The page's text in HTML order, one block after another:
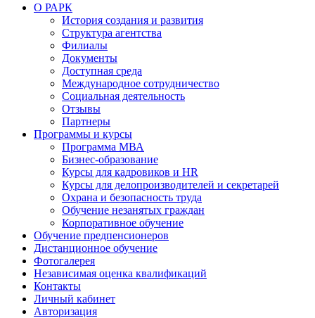
О РАРК
История создания и развития
Структура агентства
Филиалы
Документы
Доступная среда
Международное сотрудничество
Социальная деятельность
Отзывы
Партнеры
Программы и курсы
Программа МВА
Бизнес-образование
Курсы для кадровиков и HR
Курсы для делопроизводителей и секретарей
Охрана и безопасность труда
Обучение незанятых граждан
Корпоративное обучение
Обучение предпенсионеров
Дистанционное обучение
Фотогалерея
Независимая оценка квалификаций
Контакты
Личный кабинет
Авторизация